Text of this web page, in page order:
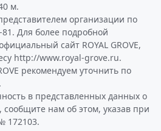
м.
организации по
Для более подробной
сайт ROYAL GROVE,
http://www.royal-grove.ru.
рекомендуем уточнить по
в представленных данных о
сообщите нам об этом, указав при
172103.